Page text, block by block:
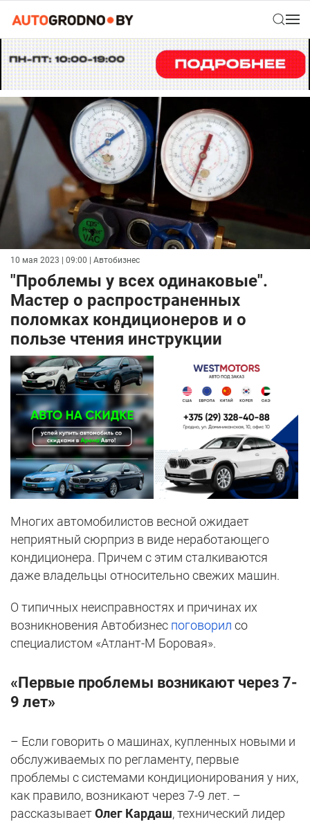
10 мая 2023 | 09:00 | Автобизнес
"Проблемы у всех одинаковые".
Мастер о распространенных
поломках кондиционеров и о
пользе чтения инструкции
Многих автомобилистов весной ожидает
неприятный сюрприз в виде неработающего
кондиционера. Причем с этим сталкиваются
даже владельцы относительно свежих машин.
О типичных неисправностях и причинах их
возникновения Автобизнес поговорил со
специалистом «Атлант-М Боровая».
«Первые проблемы возникают через 7-
9 лет»
– Если говорить о машинах, купленных новыми и
обслуживаемых по регламенту, первые
проблемы с системами кондиционирования у них,
как правило, возникают через 7-9 лет. –
рассказываетОлег Кардаш, технический лидер